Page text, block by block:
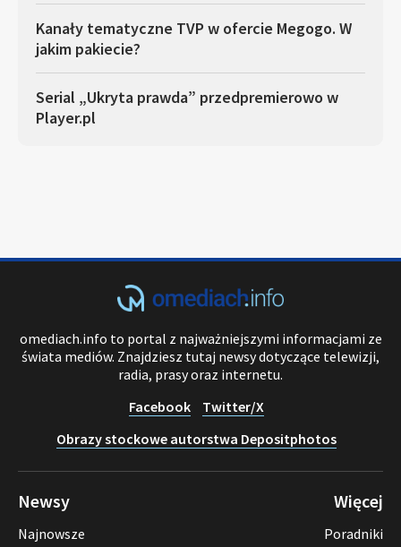
Kanały tematyczne TVP w ofercie Megogo. W
jakim pakiecie?
Serial „Ukryta prawda” przedpremierowo w
Player.pl
omediach.info to portal z najważniejszymi informacjami ze
świata mediów. Znajdziesz tutaj newsy dotyczące telewizji,
radia, prasy oraz internetu.
Facebook
Twitter/X
Obrazy stockowe autorstwa Depositphotos
Newsy
Najnowsze
Więcej
Poradniki